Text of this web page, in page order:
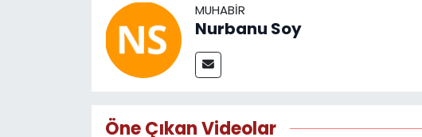
MUHABIR
Nurbanu Soy
Öne Çıkan Videolar